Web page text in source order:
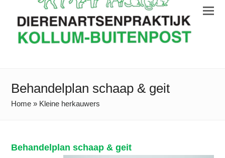
Behandelplan schaap & geit
Home » Kleine herkauwers
Behandelplan schaap & geit